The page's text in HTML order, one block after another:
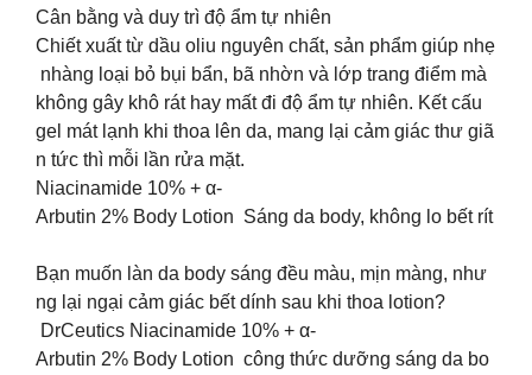
️Cân bằng và duy trì độ ẩm tự nhiên
Chiết xuất từ dầu oliu nguyên chất, sản phẩm giúp nhẹ
nhàng loại bỏ bụi bẩn, bã nhờn và lớp trang điểm mà
không gây khô rát hay mất đi độ ẩm tự nhiên. Kết cấu
gel mát lạnh khi thoa lên da, mang lại cảm giác thư giã
n tức thì mỗi lần rửa mặt.
Niacinamide 10% + α-
Arbutin 2% Body Lotion Sáng da body, không lo bết rít
Bạn muốn làn da body sáng đều màu, mịn màng, như
ng lại ngại cảm giác bết dính sau khi thoa lotion?
️ DrCeutics Niacinamide 10% + α-
Arbutin 2% Body Lotion công thức dưỡng sáng da bo